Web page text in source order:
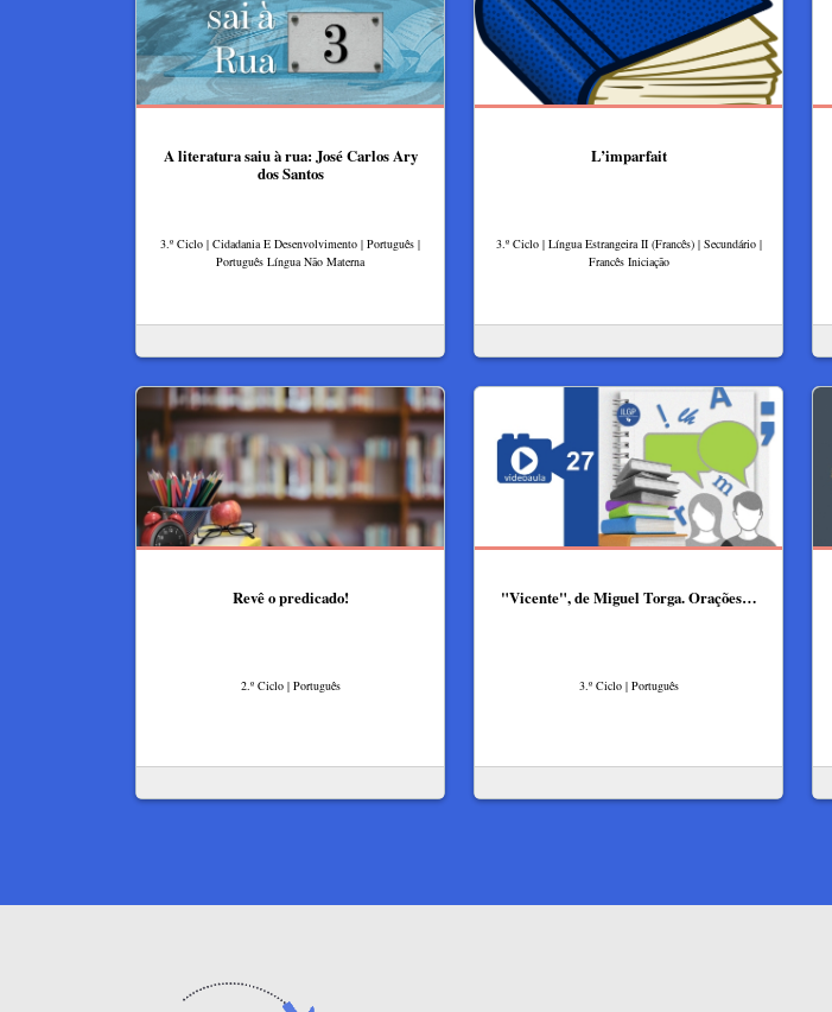
A literatura saiu à rua: José Carlos Ary
dos Santos
3.º Ciclo | Cidadania E Desenvolvimento | Português |
Português Língua Não Materna
L’imparfait
3.º Ciclo | Língua Estrangeira II (Francês) | Secundário |
Francês Iniciação
Revê o predicado!
2.º Ciclo | Português
"Vicente", de Miguel Torga. Orações…
3.º Ciclo | Português